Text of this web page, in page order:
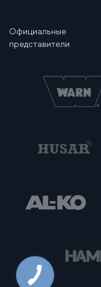
Официальные
представители